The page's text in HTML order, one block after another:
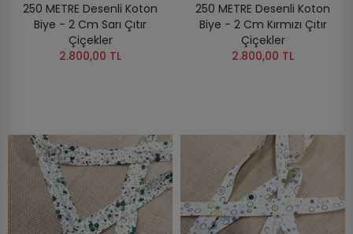
250 METRE Desenli Koton
Biye - 2 Cm Sarı Çıtır
Çiçekler
2.800,00 TL
250 METRE Desenli Koton
Biye - 2 Cm Kırmızı Çıtır
Çiçekler
2.800,00 TL